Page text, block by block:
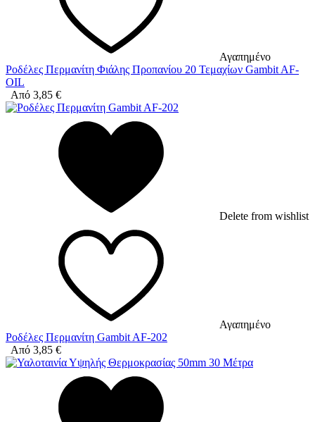
Αγαπημένο
Ροδέλες Περμανίτη Φιάλης Προπανίου 20 Τεμαχίων Gambit AF-
OIL
Από 3,85 €
Delete from wishlist
Αγαπημένο
Ροδέλες Περμανίτη Gambit AF-202
Από 3,85 €